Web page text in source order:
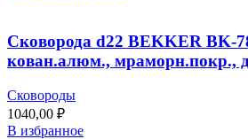
Сковорода d22 BEKKER BK-
кован.алюм., мраморн.покр.,
Сковороды
1040,00 ₽
В избранное